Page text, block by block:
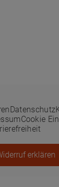
Datenschutz
Cookie
erklären